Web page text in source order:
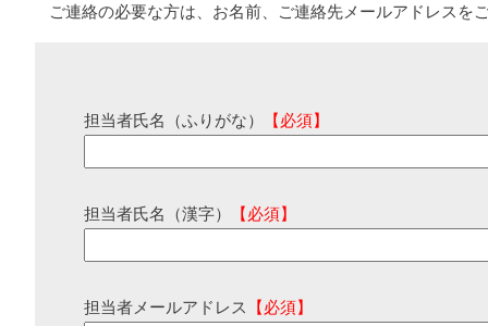
ご連絡の必要な方は、お名前、ご連絡先メールアドレスを
担当者氏名（ふりがな） 【必須】
担当者氏名（漢字） 【必須】
担当者メールアドレス 【必須】